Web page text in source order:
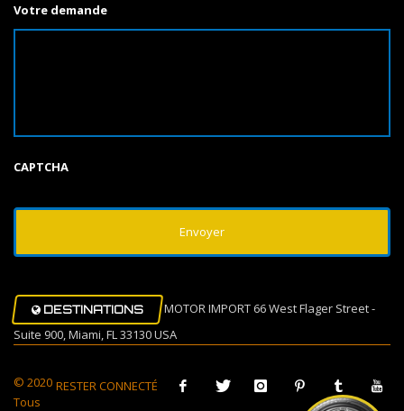
Votre demande
CAPTCHA
DESTINATIONS
MOTOR IMPORT 66 West Flager Street -
Suite 900, Miami, FL 33130 USA
RESTER CONNECTÉ
© 2020
Tous